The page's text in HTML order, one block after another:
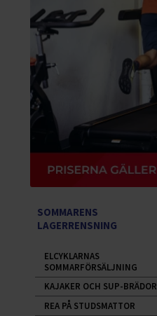
SOMMARENS
LAGERRENSNING
ELCYKLARNAS
SOMMARFÖRSÄLJNING
KAJAKER OCH SUP-BRÄDOR
REA PÅ STUDSMATTOR